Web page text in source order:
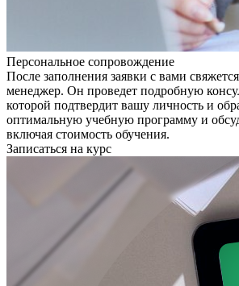
Персональное сопровождение
После заполнения заявки с вами
менеджер. Он проведет подробную
которой подтвердит вашу личность и
оптимальную учебную программу и
включая стоимость обучения.
Записаться на курс